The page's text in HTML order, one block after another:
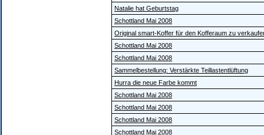
Natalie hat Geburtstag
Schottland Mai 2008
Original smart-Koffer für den Kofferaum zu
Schottland Mai 2008
Schottland Mai 2008
Sammelbestellung: Verstärkte Teillastentlüftung
Hurra die neue Farbe kommt
Schottland Mai 2008
Schottland Mai 2008
Schottland Mai 2008
Schottland Mai 2008